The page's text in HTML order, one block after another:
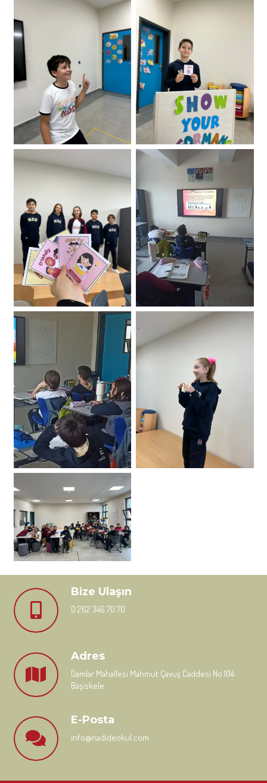
Bize Ulaşın
0 262 346 70 70
Adres
Damlar Mahallesi Mahmut Çavuş Caddesi No 104
Başiskele
E-Posta
info@nadideokul.com